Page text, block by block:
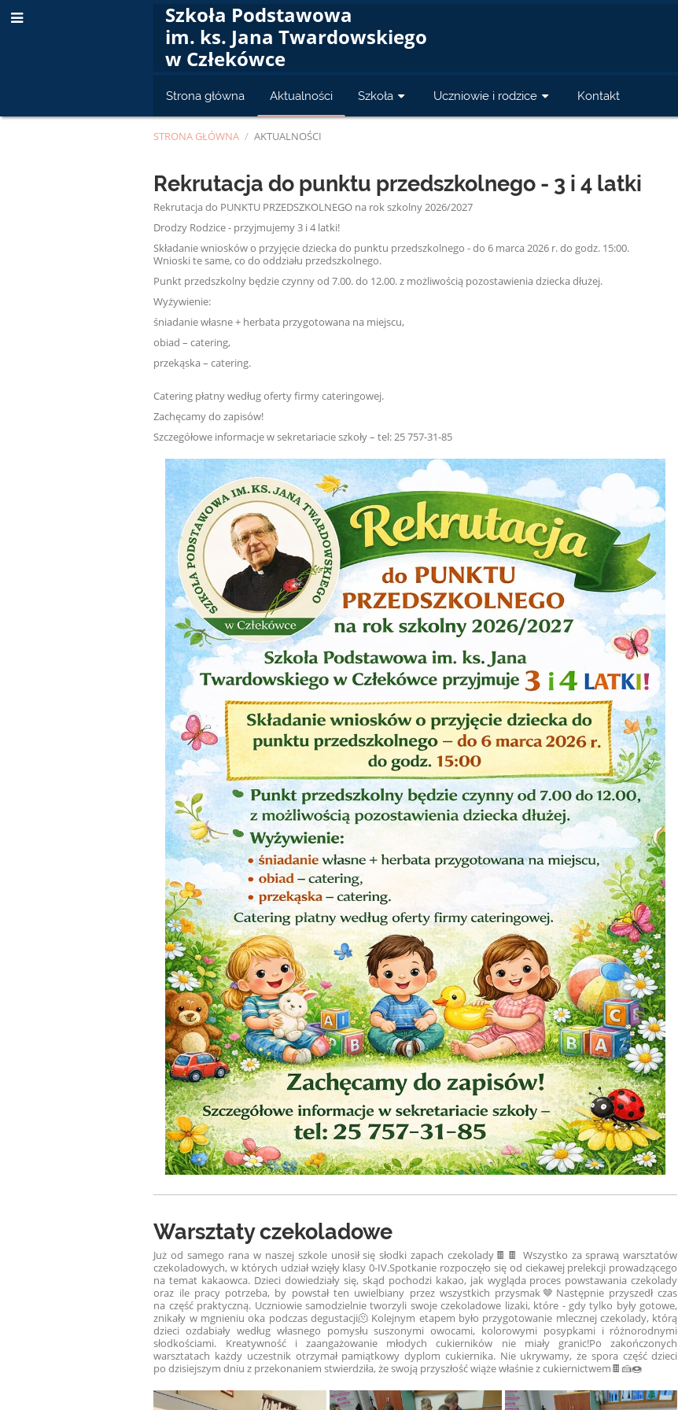
Szkoła Podstawowa
im. ks. Jana Twardowskiego
w Człekówce
Strona główna Aktualności Szkoła Uczniowie i rodzice Kontakt
STRONA GŁÓWNA / AKTUALNOŚCI
Aktualności
Rekrutacja do punktu przedszkolnego - 3 i 4 latki
Rekrutacja do PUNKTU PRZEDSZKOLNEGO na rok szkolny 2026/2027
Drodzy Rodzice - przyjmujemy 3 i 4 latki!
Składanie wniosków o przyjęcie dziecka do punktu przedszkolnego - do 6 marca 2026 r. do godz. 15:00.
Wnioski te same, co do oddziału przedszkolnego.
Punkt przedszkolny będzie czynny od 7.00. do 12.00. z możliwością pozostawienia dziecka dłużej.
Wyżywienie:
śniadanie własne + herbata przygotowana na miejscu,
obiad – catering,
przekąska – catering.
Catering płatny według oferty firmy cateringowej.
Zachęcamy do zapisów!
Szczegółowe informacje w sekretariacie szkoły – tel: 25 757-31-85
Warsztaty czekoladowe
Już od samego rana w naszej szkole unosił się słodki zapach czekolady🍫🍫 Wszystko za sprawą warsztatów
czekoladowych, w których udział wzięły klasy 0-IV.Spotkanie rozpoczęło się od ciekawej prelekcji prowadzącego
na temat kakaowca. Dzieci dowiedziały się, skąd pochodzi kakao, jak wygląda proces powstawania czekolady
oraz ile pracy potrzeba, by powstał ten uwielbiany przez wszystkich przysmak🤎Następnie przyszedł czas
na część praktyczną. Uczniowie samodzielnie tworzyli swoje czekoladowe lizaki, które - gdy tylko były gotowe,
znikały w mgnieniu oka podczas degustacji🫠 Kolejnym etapem było przygotowanie mlecznej czekolady, którą
dzieci ozdabiały według własnego pomysłu suszonymi owocami, kolorowymi posypkami i różnorodnymi
słodkościami. Kreatywność i zaangażowanie młodych cukierników nie miały granic!Po zakończonych
warsztatach każdy uczestnik otrzymał pamiątkowy dyplom cukiernika. Nie ukrywamy, że spora część dzieci
po dzisiejszym dniu z przekonaniem stwierdziła, że swoją przyszłość wiąże właśnie z cukiernictwem🍫🍰🍩